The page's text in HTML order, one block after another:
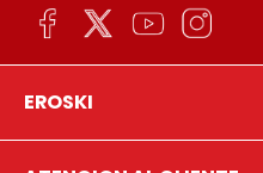
EROSKI